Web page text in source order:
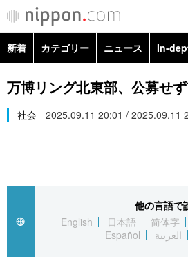
新着 カテゴリー ニュース In-
政治・外交
経済・ビジネス
社会
文化
科学・技術
万博リング北東部、公募せ
社会 2025.09.11 20:01 / 2025.09.11
他の言語で
English
日本語 简体字
Español
العربية